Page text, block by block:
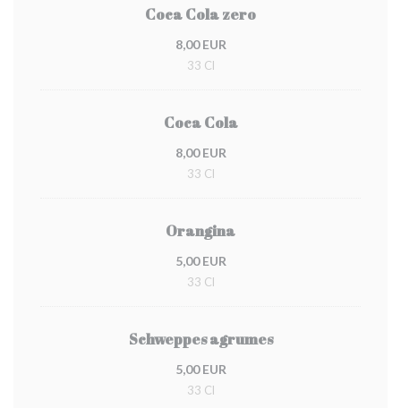
Coca Cola zero
8,00 EUR
33 Cl
Coca Cola
8,00 EUR
33 Cl
Orangina
5,00 EUR
33 Cl
Schweppes agrumes
5,00 EUR
33 Cl